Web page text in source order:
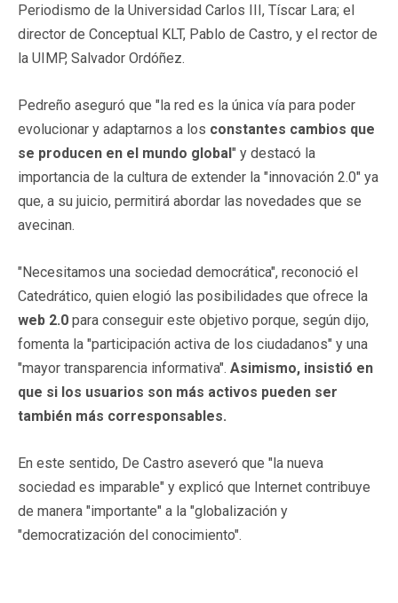
Periodismo de la Universidad Carlos III, Tíscar Lara; el
director de Conceptual KLT, Pablo de Castro, y el rector de
la UIMP, Salvador Ordóñez.
Pedreño aseguró que "la red es la única vía para poder
evolucionar y adaptarnos a los constantes cambios que
se producen en el mundo global" y destacó la
importancia de la cultura de extender la "innovación 2.0" ya
que, a su juicio, permitirá abordar las novedades que se
avecinan.
"Necesitamos una sociedad democrática", reconoció el
Catedrático, quien elogió las posibilidades que ofrece la
web 2.0 para conseguir este objetivo porque, según dijo,
fomenta la "participación activa de los ciudadanos" y una
"mayor transparencia informativa". Asimismo, insistió en
que si los usuarios son más activos pueden ser
también más corresponsables.
En este sentido, De Castro aseveró que "la nueva
sociedad es imparable" y explicó que Internet contribuye
de manera "importante" a la "globalización y
"democratización del conocimiento".